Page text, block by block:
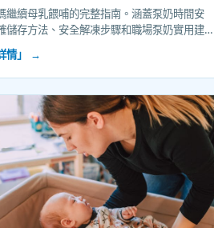
繼續母乳餵哺的完整指南。涵蓋泵奶時間安
儲存方法、安全解凍步驟和職場泵奶實用建
母乳保存期限、儲存容器選擇、如何維持奶
返職場不必放棄親餵,兼顧事業與寶寶健康。
情」 →